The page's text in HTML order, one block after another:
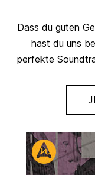
Dass du guten
hast du uns
perfekte